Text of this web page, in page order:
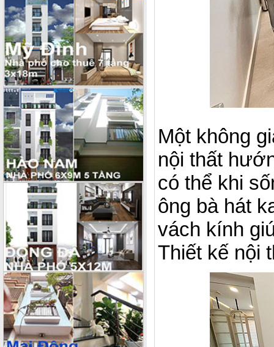
Một không
nội thất
có thể khi
ông bà hát
vách kính
Thiết kế nội